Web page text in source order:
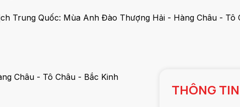
Trung Quốc: Mùa Anh Đào Thượng Hải - Hàng Châu - Tô
THÔNG